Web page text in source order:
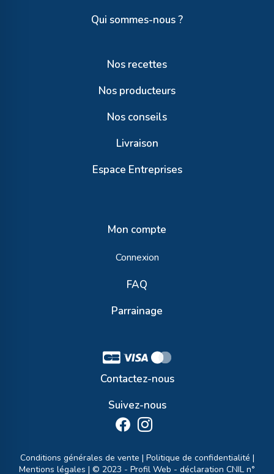
Qui sommes-nous ?
Nos recettes
Nos producteurs
Nos conseils
Livraison
Espace Entreprises
Mon compte
Connexion
FAQ
Parrainage
Contactez-nous
Suivez-nous
Conditions générales de vente | Politique de confidentialité |
Mentions légales | © 2023 - Profil Web - déclaration CNIL n°